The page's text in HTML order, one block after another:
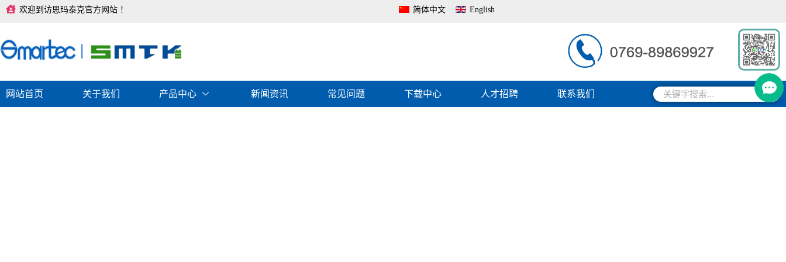
跳
容
欢迎到访思玛泰克官方网站 ！ 简体中文 English
网站首页 关于我们 产品中心 新闻资讯 常见问题 下载中心 人才招聘 联系我们
搜
索
搜
索